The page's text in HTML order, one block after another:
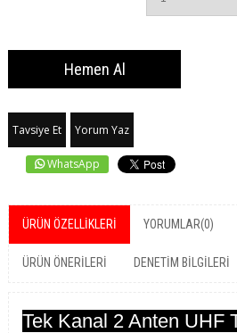
Tavsiye Et Yorum Yaz
WhatsApp
ÜRÜN ÖZELLIKLERI YORUMLAR(0)
ÜRÜN ÖNERILERI DENETIM BILGILERI
Tek Kanal 2 Anten UHF